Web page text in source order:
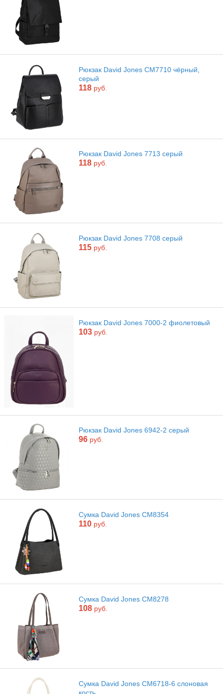
Рюкзак David Jones CM7710 чёрный,
серый
118 руб.
Рюкзак David Jones 7713 серый
118 руб.
Рюкзак David Jones 7708 серый
115 руб.
Рюкзак David Jones 7000-2 фиолетовый
103 руб.
Рюкзак David Jones 6942-2 серый
96 руб.
Сумка David Jones CM8354
110 руб.
Сумка David Jones CM8278
108 руб.
Сумка David Jones CM6718-6 слоновая
кость